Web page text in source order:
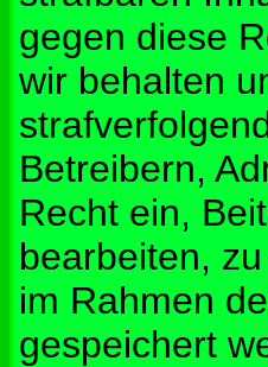
gegen diese
wir behalten
Betreibern,
Recht ein,
bearbeiten,
im Rahmen
gespeichert